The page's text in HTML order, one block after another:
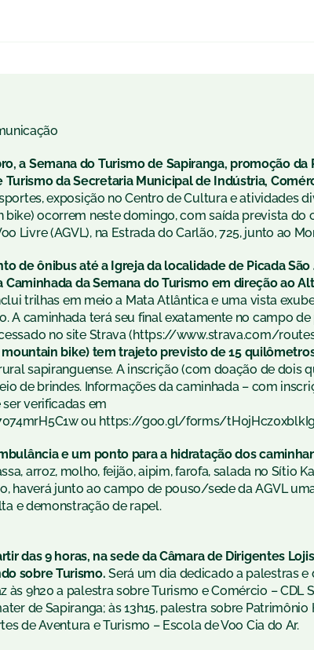
a Semana do Turismo de Sapiranga, promoção da
da Secretaria Municipal de Indústria,
exposição no Centro de Cultura e atividades
bike) ocorrem neste domingo, com saída prevista do
Livre (AGVL), na Estrada do Carlão, 725, junto ao
de ônibus até a Igreja da localidade de Picada São
Caminhada da Semana do Turismo em direção ao
trilhas em meio a Mata Atlântica e uma vista
A caminhada terá seu final exatamente no campo
no site Strava (https://www.strava.com/
bike) tem trajeto previsto de 15
sapiranguense. A inscrição (com doação de dois
de brindes. Informações da caminhada – com
verificadas em
ou https://goo.gl/forms/
e um ponto para a hidratação dos
arroz, molho, feijão, aipim, farofa, salada no Sítio
haverá junto ao campo de pouso/sede da AGVL
e demonstração de rapel.
das 9 horas, na sede da Câmara de Dirigentes
sobre Turismo. Será um dia dedicado a palestras e
9h20 a palestra sobre Turismo e Comércio – CDL
de Sapiranga; às 13h15, palestra sobre
de Aventura e Turismo – Escola de Voo Cia do Ar.